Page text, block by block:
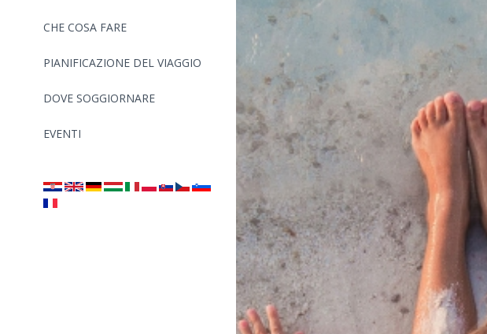
CHE COSA FARE
PIANIFICAZIONE DEL VIAGGIO
DOVE SOGGIORNARE
EVENTI